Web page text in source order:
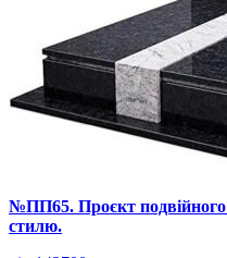
№ПП65. Проєкт
стилю.